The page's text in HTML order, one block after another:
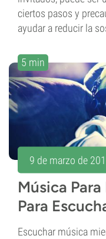
ciertos pasos y
ayudar a reducir la
5 min
9 de marzo de
Música
Para
Escuchar música